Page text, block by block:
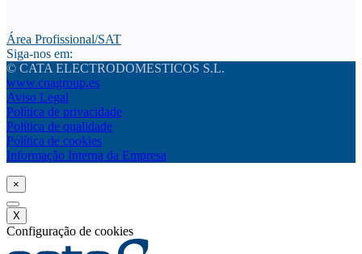
Área Profissional/SAT
Siga-nos em:
© CATA ELECTRODOMESTICOS S.L.
www.cnagroup.es
Aviso Legal
Política de privacidade
Política de qualidade
Política de cookies
Informação Interna da Empresa
×
X
Configuração de cookies